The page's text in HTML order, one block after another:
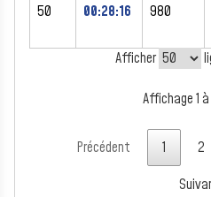
50 00:28:16 980
Afficher
Affichage 1
Précédent 1 2